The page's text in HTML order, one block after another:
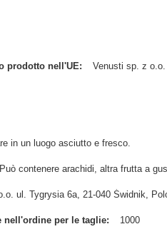
prodotto nell'UE Venusti sp. z o.o.
in un luogo asciutto e fresco.
Può contenere arachidi, altra frutta a
ul. Tygrysia 6a, 21-040 Świdnik,
nell'ordine per le taglie 1000